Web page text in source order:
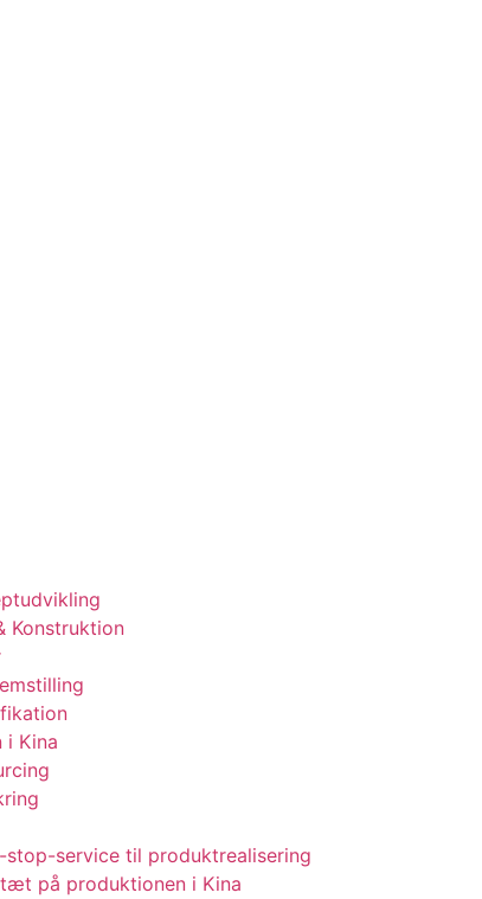
Konstruktion
i Kina
stop-service til produktrealisering
på produktionen i Kina